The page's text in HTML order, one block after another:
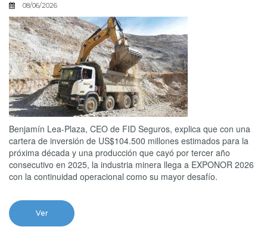
08/06/2026
Benjamín Lea-Plaza, CEO de FID Seguros, explica que con una
cartera de inversión de US$104.500 millones estimados para la
próxima década y una producción que cayó por tercer año
consecutivo en 2025, la industria minera llega a EXPONOR 2026
con la continuidad operacional como su mayor desafío.
Ver